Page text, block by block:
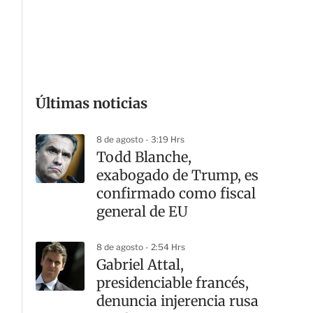
Últimas noticias
8 de agosto - 3:19 Hrs
Todd Blanche,
exabogado de Trump, es
confirmado como fiscal
general de EU
8 de agosto - 2:54 Hrs
Gabriel Attal,
presidenciable francés,
denuncia injerencia rusa